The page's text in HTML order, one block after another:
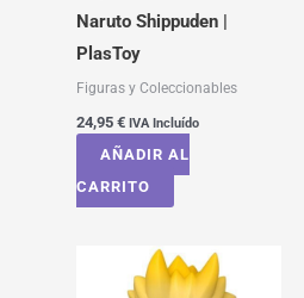
Naruto Shippuden |
PlasToy
Figuras y Coleccionables
24,95 € IVA Incluído
AÑADIR AL
CARRITO